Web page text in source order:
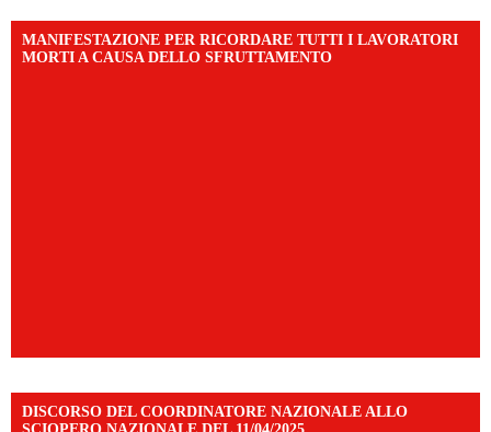
MANIFESTAZIONE PER RICORDARE TUTTI I LAVORATORI
MORTI A CAUSA DELLO SFRUTTAMENTO
DISCORSO DEL COORDINATORE NAZIONALE ALLO